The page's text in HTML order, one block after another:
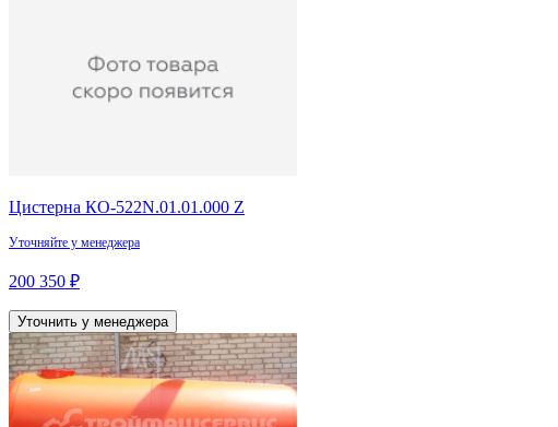
Цистерна КО-522N.01.01.000 Z
Уточняйте у менеджера
200 350 ₽
Уточнить у менеджера